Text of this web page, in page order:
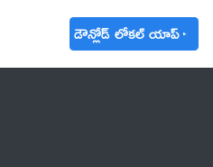
డౌన్లోడ్ లోకల్ యాప్